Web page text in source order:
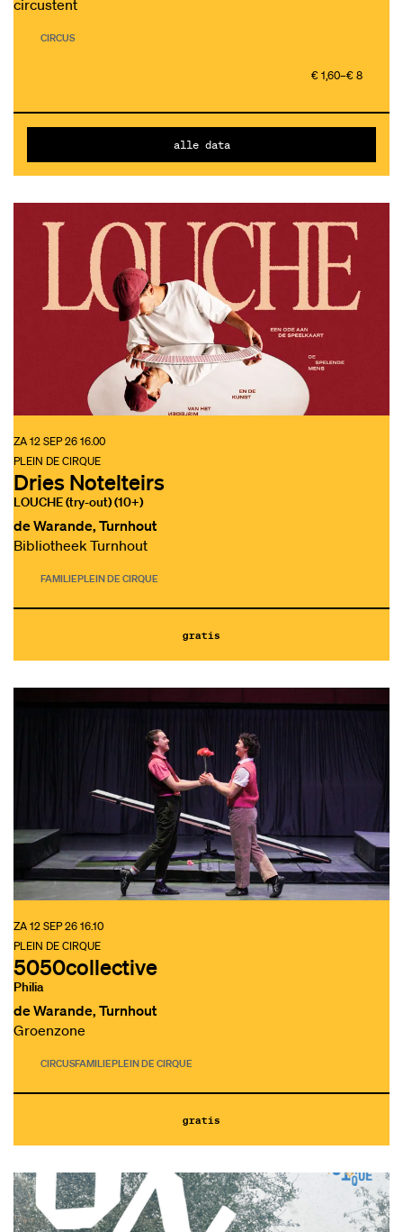
circustent
CIRCUS
€ 1,60–€ 8
alle data
Dries Notelteirs
LOUCHE (try-out) (10+)
PLEIN DE CIRQUE
ZA 12 SEP 2616.00
de Warande, Turnhout
Bibliotheek Turnhout
FAMILIEPLEIN DE CIRQUE
gratis
5050collective
Philia
PLEIN DE CIRQUE
ZA 12 SEP 2616.10
de Warande, Turnhout
Groenzone
CIRCUSFAMILIEPLEIN DE CIRQUE
gratis